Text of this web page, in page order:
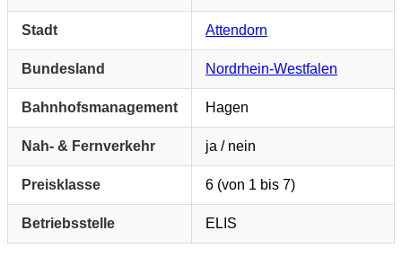
Stadt Attendorn
Bundesland Nordrhein-Westfalen
Bahnhofsmanagement Hagen
Nah- & Fernverkehr ja / nein
Preisklasse 6 (von 1 bis 7)
Betriebsstelle ELIS